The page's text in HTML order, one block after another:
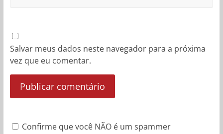
Salvar meus dados neste navegador para a próxima
vez que eu comentar.
Confirme que você NÃO é um spammer